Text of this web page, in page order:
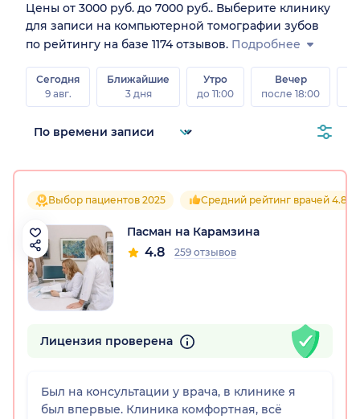
Цены от 3000 руб. до 7000 руб.. Выберите клинику
для записи на компьютерной томографии зубов
по рейтингу на базе 1174 отзывов. Подробнее
Сегодня
9 авг.
Ближайшие
3 дня
Утро
до 11:00
Вечер
после 18:00
Выбор пациентов 2025 Средний рейтинг врачей 4.8
Пасман на Карамзина
4.8 259 отзывов
Лицензия проверена
Был на консультации у врача, в клинике я
был впервые. Клиника комфортная, всё